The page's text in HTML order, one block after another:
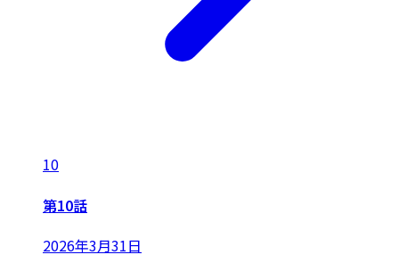
10
第10話
2026年3月31日